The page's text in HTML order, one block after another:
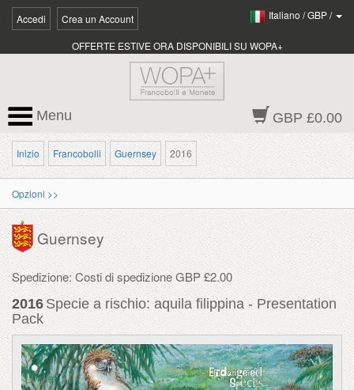
Accedi Crea un Account Italiano /GBP/
OFFERTE ESTIVE ORA DISPONIBILI SU WOPA+
GBP £0.00
Menu
Inizio Francobolli Guernsey 2016
Opzioni >>
Guernsey
Spedizione: Costi di spedizione GBP £2.00
2016 Specie a rischio: aquila filippina - Presentation
Pack